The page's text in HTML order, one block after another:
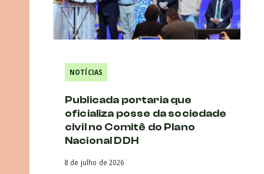
NOTÍCIAS
Publicada portaria que
oficializa posse da sociedade
civil no Comitê do Plano
Nacional DDH
8 de julho de 2026